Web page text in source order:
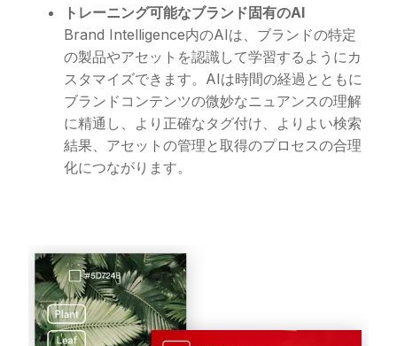
トレーニング可能なブランド固有のAI
Brand Intelligence内のAIは、ブランドの特定
の製品やアセットを認識して学習するようにカ
スタマイズできます。AIは時間の経過とともに
ブランドコンテンツの微妙なニュアンスの理解
に精通し、より正確なタグ付け、よりよい検索
結果、アセットの管理と取得のプロセスの合理
化につながります。